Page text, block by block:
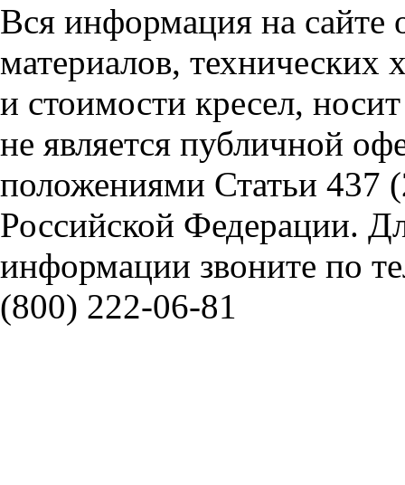
Вся информация на сайте
материалов, технических
и стоимости кресел,
не является публичной
положениями Статьи 437
Российской Федерации.
информации звоните по
(800) 222-06-81